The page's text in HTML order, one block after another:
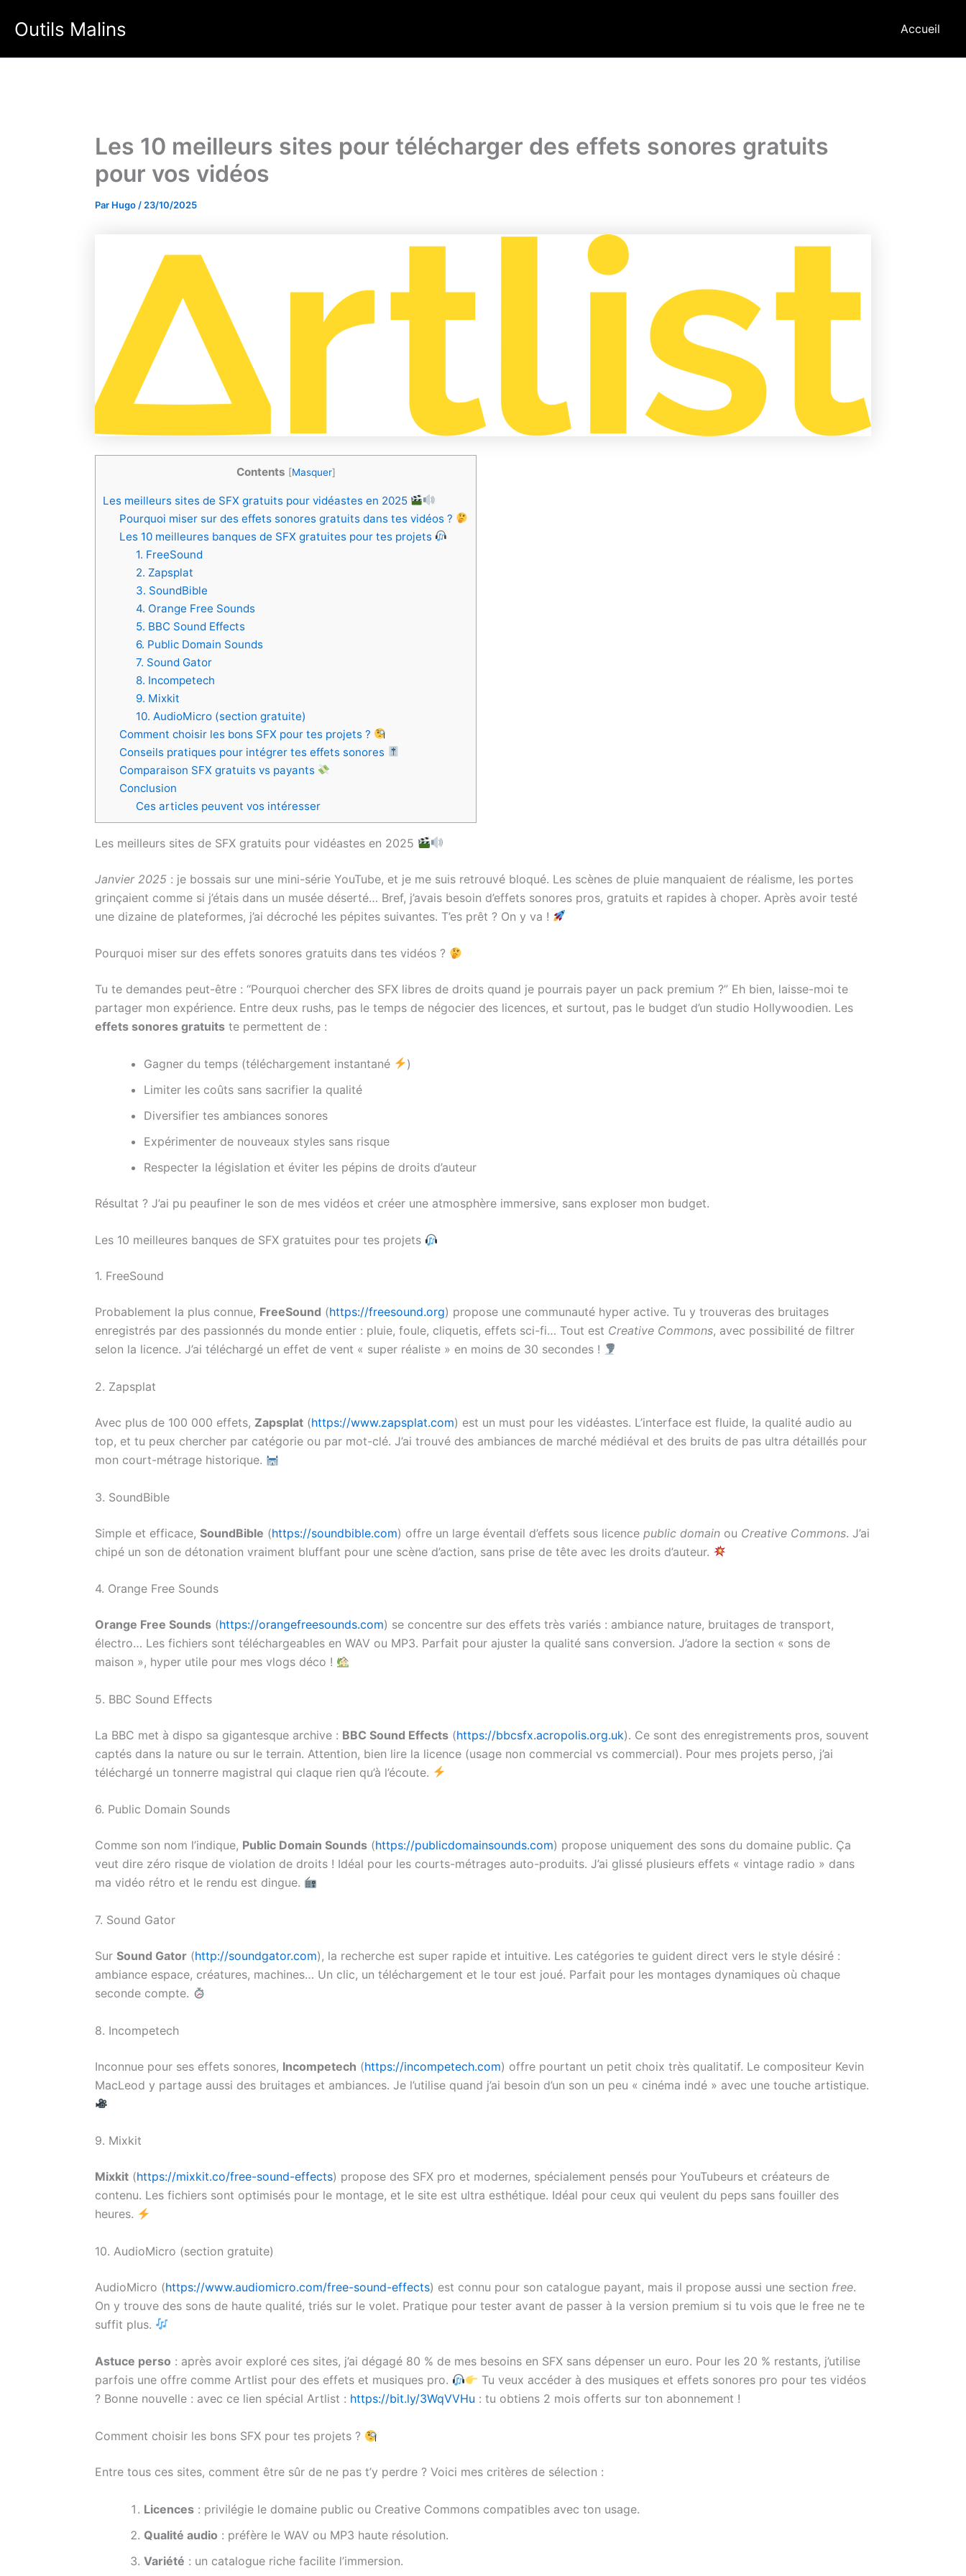
Outils Malins Accueil
Les 10 meilleurs sites pour télécharger des effets sonores gratuits
pour vos vidéos
Par Hugo / 23/10/2025
Contents [Masquer]
Les meilleurs sites de SFX gratuits pour vidéastes en 2025
Pourquoi miser sur des effets sonores gratuits dans tes vidéos ?
Les 10 meilleures banques de SFX gratuites pour tes projets
1. FreeSound
2. Zapsplat
3. SoundBible
4. Orange Free Sounds
5. BBC Sound Effects
6. Public Domain Sounds
7. Sound Gator
8. Incompetech
9. Mixkit
10. AudioMicro (section gratuite)
Comment choisir les bons SFX pour tes projets ?
Conseils pratiques pour intégrer tes effets sonores
Comparaison SFX gratuits vs payants
Conclusion
Ces articles peuvent vos intéresser
Les meilleurs sites de SFX gratuits pour vidéastes en 2025
Janvier 2025 : je bossais sur une mini-série YouTube, et je me suis retrouvé bloqué. Les scènes de pluie manquaient de réalisme, les portes
grinçaient comme si j’étais dans un musée déserté… Bref, j’avais besoin d’effets sonores pros, gratuits et rapides à choper. Après avoir testé
une dizaine de plateformes, j’ai décroché les pépites suivantes. T’es prêt ? On y va !
Pourquoi miser sur des effets sonores gratuits dans tes vidéos ?
Tu te demandes peut-être : “Pourquoi chercher des SFX libres de droits quand je pourrais payer un pack premium ?” Eh bien, laisse-moi te
partager mon expérience. Entre deux rushs, pas le temps de négocier des licences, et surtout, pas le budget d’un studio Hollywoodien. Les
effets sonores gratuits te permettent de :
Gagner du temps (téléchargement instantané
)
Limiter les coûts sans sacrifier la qualité
Diversifier tes ambiances sonores
Expérimenter de nouveaux styles sans risque
Respecter la législation et éviter les pépins de droits d’auteur
Résultat ? J’ai pu peaufiner le son de mes vidéos et créer une atmosphère immersive, sans exploser mon budget.
Les 10 meilleures banques de SFX gratuites pour tes projets
1. FreeSound
Probablement la plus connue, FreeSound (https://freesound.org) propose une communauté hyper active. Tu y trouveras des bruitages
enregistrés par des passionnés du monde entier : pluie, foule, cliquetis, effets sci-fi… Tout est Creative Commons, avec possibilité de filtrer
selon la licence. J’ai téléchargé un effet de vent « super réaliste » en moins de 30 secondes !
2. Zapsplat
Avec plus de 100 000 effets, Zapsplat (https://www.zapsplat.com) est un must pour les vidéastes. L’interface est fluide, la qualité audio au
top, et tu peux chercher par catégorie ou par mot-clé. J’ai trouvé des ambiances de marché médiéval et des bruits de pas ultra détaillés pour
mon court-métrage historique.
3. SoundBible
Simple et efficace, SoundBible (https://soundbible.com) offre un large éventail d’effets sous licence public domain ou Creative Commons. J’ai
chipé un son de détonation vraiment bluffant pour une scène d’action, sans prise de tête avec les droits d’auteur.
4. Orange Free Sounds
Orange Free Sounds (https://orangefreesounds.com) se concentre sur des effets très variés : ambiance nature, bruitages de transport,
électro… Les fichiers sont téléchargeables en WAV ou MP3. Parfait pour ajuster la qualité sans conversion. J’adore la section « sons de
maison », hyper utile pour mes vlogs déco !
5. BBC Sound Effects
La BBC met à dispo sa gigantesque archive : BBC Sound Effects (https://bbcsfx.acropolis.org.uk). Ce sont des enregistrements pros, souvent
captés dans la nature ou sur le terrain. Attention, bien lire la licence (usage non commercial vs commercial). Pour mes projets perso, j’ai
téléchargé un tonnerre magistral qui claque rien qu’à l’écoute.
6. Public Domain Sounds
Comme son nom l’indique, Public Domain Sounds (https://publicdomainsounds.com) propose uniquement des sons du domaine public. Ça
veut dire zéro risque de violation de droits ! Idéal pour les courts-métrages auto-produits. J’ai glissé plusieurs effets « vintage radio » dans
ma vidéo rétro et le rendu est dingue.
7. Sound Gator
Sur Sound Gator (http://soundgator.com), la recherche est super rapide et intuitive. Les catégories te guident direct vers le style désiré :
ambiance espace, créatures, machines… Un clic, un téléchargement et le tour est joué. Parfait pour les montages dynamiques où chaque
seconde compte.
8. Incompetech
Inconnue pour ses effets sonores, Incompetech (https://incompetech.com) offre pourtant un petit choix très qualitatif. Le compositeur Kevin
MacLeod y partage aussi des bruitages et ambiances. Je l’utilise quand j’ai besoin d’un son un peu « cinéma indé » avec une touche artistique.
9. Mixkit
Mixkit (https://mixkit.co/free-sound-effects) propose des SFX pro et modernes, spécialement pensés pour YouTubeurs et créateurs de
contenu. Les fichiers sont optimisés pour le montage, et le site est ultra esthétique. Idéal pour ceux qui veulent du peps sans fouiller des
heures.
10. AudioMicro (section gratuite)
AudioMicro (https://www.audiomicro.com/free-sound-effects) est connu pour son catalogue payant, mais il propose aussi une section free.
On y trouve des sons de haute qualité, triés sur le volet. Pratique pour tester avant de passer à la version premium si tu vois que le free ne te
suffit plus.
Astuce perso : après avoir exploré ces sites, j’ai dégagé 80 % de mes besoins en SFX sans dépenser un euro. Pour les 20 % restants, j’utilise
parfois une offre comme Artlist pour des effets et musiques pro.
Tu veux accéder à des musiques et effets sonores pro pour tes vidéos
? Bonne nouvelle : avec ce lien spécial Artlist : https://bit.ly/3WqVVHu : tu obtiens 2 mois offerts sur ton abonnement !
Comment choisir les bons SFX pour tes projets ?
Entre tous ces sites, comment être sûr de ne pas t’y perdre ? Voici mes critères de sélection :
Licences : privilégie le domaine public ou Creative Commons compatibles avec ton usage.
Qualité audio : préfère le WAV ou MP3 haute résolution.
Variété : un catalogue riche facilite l’immersion.